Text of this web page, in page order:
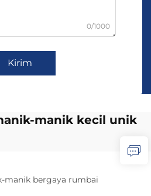
0/1000
Kirim
manik kecil unik
bergaya rumbai